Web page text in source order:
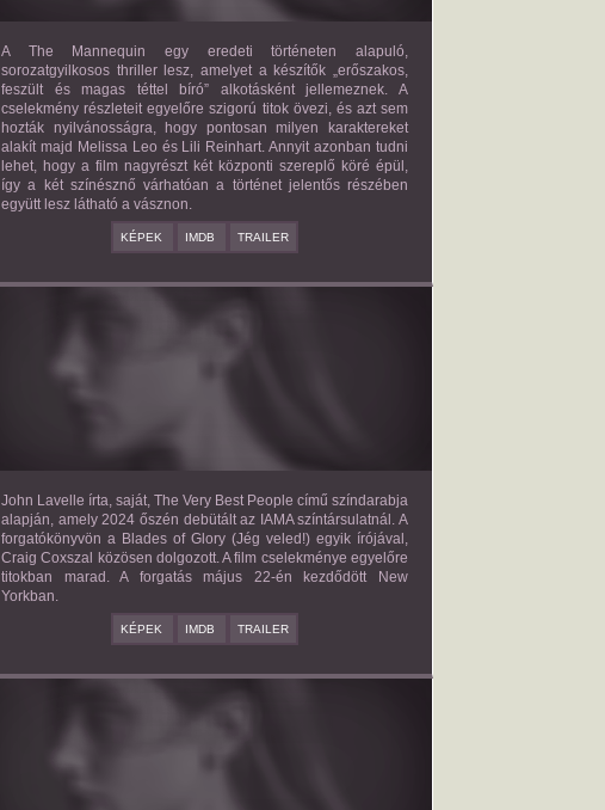
A The Mannequin egy eredeti történeten alapuló,
sorozatgyilkosos thriller lesz, amelyet a készítők „erőszakos,
feszült és magas téttel bíró” alkotásként jellemeznek. A
cselekmény részleteit egyelőre szigorú titok övezi, és azt sem
hozták nyilvánosságra, hogy pontosan milyen karaktereket
alakít majd Melissa Leo és Lili Reinhart. Annyit azonban tudni
lehet, hogy a film nagyrészt két központi szereplő köré épül,
így a két színésznő várhatóan a történet jelentős részében
együtt lesz látható a vásznon.
KÉPEK IMDB TRAILER
THE VERY BEST PEOPLE
John Lavelle írta, saját, The Very Best People című színdarabja
alapján, amely 2024 őszén debütált az IAMA színtársulatnál. A
forgatókönyvön a Blades of Glory (Jég veled!) egyik írójával,
Craig Coxszal közösen dolgozott. A film cselekménye egyelőre
titokban marad. A forgatás május 22-én kezdődött New
Yorkban.
KÉPEK IMDB TRAILER
BAD BOY